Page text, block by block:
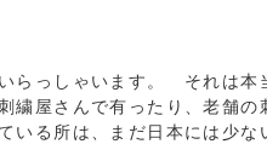
らっしゃいます。 それは本
繍屋さんで有ったり、老舗の
いる所は、まだ日本には少な